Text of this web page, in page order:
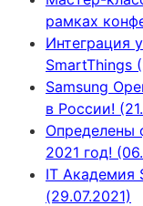
рамках
Интеграция
SmartThings
Samsung
в России!
Определены
2021 год!
IT Академия
(29.07.2021)